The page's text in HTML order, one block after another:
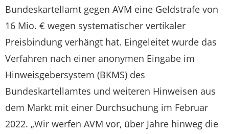
Bundeskartellamt gegen AVM eine Geldstrafe von
16 Mio. € wegen systematischer vertikaler
Preisbindung verhängt hat. Eingeleitet wurde das
Verfahren nach einer anonymen Eingabe im
Hinweisgebersystem (BKMS) des
Bundeskartellamtes und weiteren Hinweisen aus
dem Markt mit einer Durchsuchung im Februar
2022. „Wir werfen AVM vor, über Jahre hinweg die